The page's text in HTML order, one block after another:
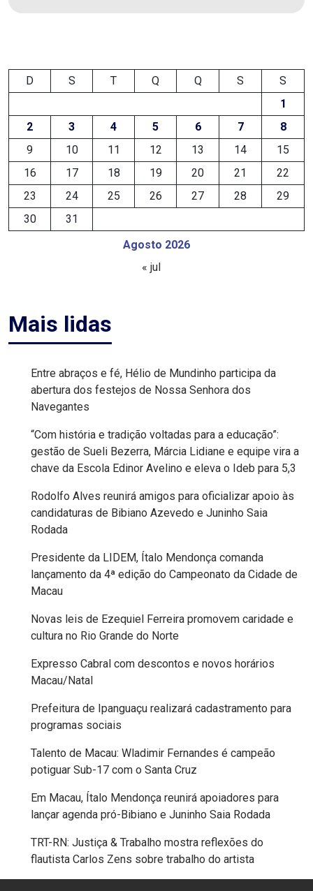
EMPREENDIMENTO
ENTREVISTA
ESPORTE
EVENTOS
FAKE
FESTA
DAS
CRIANÇAS
FESTA
DO
SAL
2025
FINANCEIRO
FOLIA
FPM
FUTEBOL
FUTSAL
FUTURO
GERAÇÃO
DE
EMPREGO
RENDA
Agosto 2026
D S T Q Q S
S
1
2
3 4 5 6 7
8
9
10 11 12 13 14
15
16
17 18 19 20 21
22
23
24 25 26 27 28
29
30
31
« jul
Mais lidas
Entre abraços e fé, Hélio de Mundinho participa da
abertura dos festejos de Nossa Senhora dos
Navegantes
“Com história e tradição voltadas para a educação”:
gestão de Sueli Bezerra, Márcia Lidiane e equipe vira a
chave da Escola Edinor Avelino e eleva o Ideb para 5,3
Rodolfo Alves reunirá amigos para oficializar apoio às
candidaturas de Bibiano Azevedo e Juninho Saia
Rodada
Presidente da LIDEM, Ítalo Mendonça comanda
lançamento da 4ª edição do Campeonato da Cidade de
Macau
Novas leis de Ezequiel Ferreira promovem caridade e
cultura no Rio Grande do Norte
Expresso Cabral com descontos e novos horários
Macau/Natal
Prefeitura de Ipanguaçu realizará cadastramento para
programas sociais
Talento de Macau: Wladimir Fernandes é campeão
potiguar Sub-17 com o Santa Cruz
Em Macau, Ítalo Mendonça reunirá apoiadores para
lançar agenda pró-Bibiano e Juninho Saia Rodada
TRT-RN: Justiça & Trabalho mostra reflexões do
flautista Carlos Zens sobre trabalho do artista